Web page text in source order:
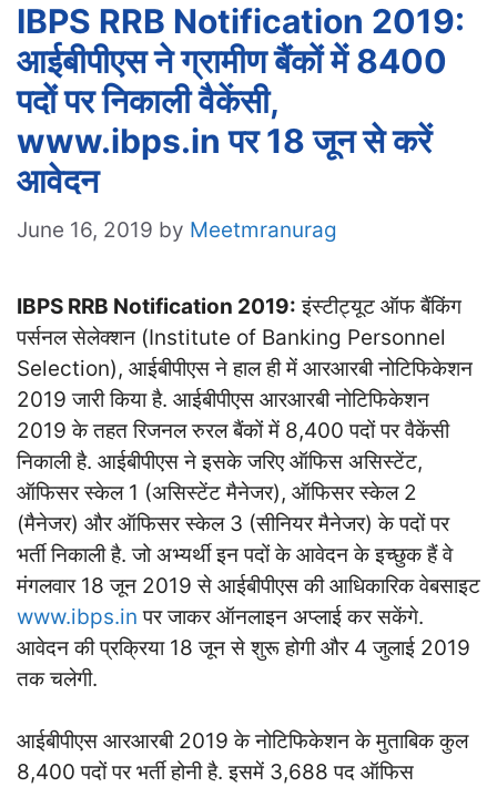
IBPS RRB Notification 2019:
आईबीपीएस ने ग्रामीण बैंकों में 8400
पदों पर निकाली वैकेंसी,
www.ibps.in पर 18 जून से करें
आवेदन
June 16, 2019 by Meetmranurag
IBPS RRB Notification 2019: इंस्टीट्यूट ऑफ बैंकिंग
पर्सनल सेलेक्शन (Institute of Banking Personnel
Selection), आईबीपीएस ने हाल ही में आरआरबी नोटिफिकेशन
2019 जारी किया है. आईबीपीएस आरआरबी नोटिफिकेशन
2019 के तहत रिजनल रुरल बैंकों में 8,400 पदों पर वैकेंसी
निकाली है. आईबीपीएस ने इसके जरिए ऑफिस असिस्टेंट,
ऑफिसर स्केल 1 (असिस्टेंट मैनेजर), ऑफिसर स्केल 2
(मैनेजर) और ऑफिसर स्केल 3 (सीनियर मैनेजर) के पदों पर
भर्ती निकाली है. जो अभ्यर्थी इन पदों के आवेदन के इच्छुक हैं वे
मंगलवार 18 जून 2019 से आईबीपीएस की आधिकारिक वेबसाइट
www.ibps.in पर जाकर ऑनलाइन अप्लाई कर सकेंगे.
आवेदन की प्रक्रिया 18 जून से शुरू होगी और 4 जुलाई 2019
तक चलेगी.
आईबीपीएस आरआरबी 2019 के नोटिफिकेशन के मुताबिक कुल
8,400 पदों पर भर्ती होनी है. इसमें 3,688 पद ऑफिस